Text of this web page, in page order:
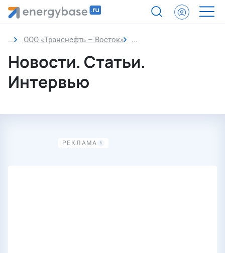
ООО «Транснефть – Восток» Новости
Новости. Статьи.
Интервью